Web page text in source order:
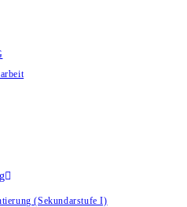
(Sekundarstufe I)